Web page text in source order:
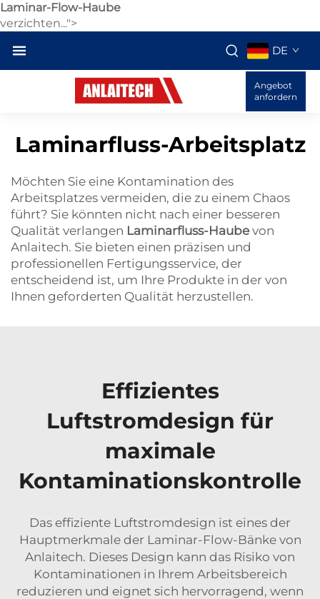
Laminar-Flow-Haube
verzichten...">
DE
Angebot
anfordern
Laminarfluss-Arbeitsplatz
Möchten Sie eine Kontamination des
Arbeitsplatzes vermeiden, die zu einem Chaos
führt? Sie könnten nicht nach einer besseren
Qualität verlangen Laminarfluss-Haube von
Anlaitech. Sie bieten einen präzisen und
professionellen Fertigungsservice, der
entscheidend ist, um Ihre Produkte in der von
Ihnen geforderten Qualität herzustellen.
Effizientes
Luftstromdesign für
maximale
Kontaminationskontrolle
Das effiziente Luftstromdesign ist eines der
Hauptmerkmale der Laminar-Flow-Bänke von
Anlaitech. Dieses Design kann das Risiko von
Kontaminationen in Ihrem Arbeitsbereich
reduzieren und eignet sich hervorragend, wenn